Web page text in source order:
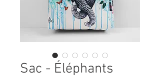
Sac - Éléphants